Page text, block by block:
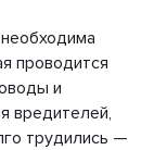
проводится
и
вредителей,
трудились —